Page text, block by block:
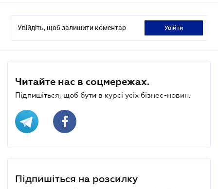
Увійдіть, щоб залишити коментар увійти
Читайте нас в соцмережах.
Підпишіться, щоб бути в курсі усіх бізнес-новин.
Підпишіться на розсилку